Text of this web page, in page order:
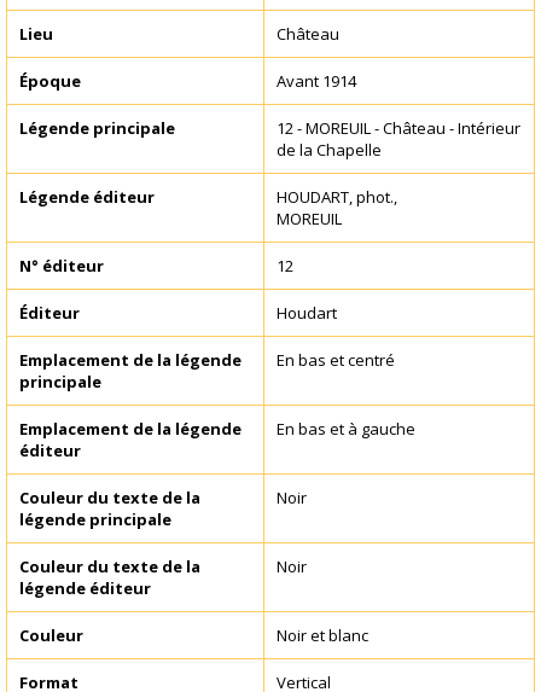
Lieu Château
Époque Avant 1914
Légende principale
12 - MOREUIL - Château - Intérieur
de la Chapelle
Légende éditeur
HOUDART, phot.,
MOREUIL
N° éditeur 12
Éditeur Houdart
Emplacement de la légende
principale
En bas et centré
Emplacement de la légende
éditeur
En bas et à gauche
Couleur du texte de la
légende principale
Noir
Couleur du texte de la
légende éditeur
Noir
Couleur Noir et blanc
Format Vertical